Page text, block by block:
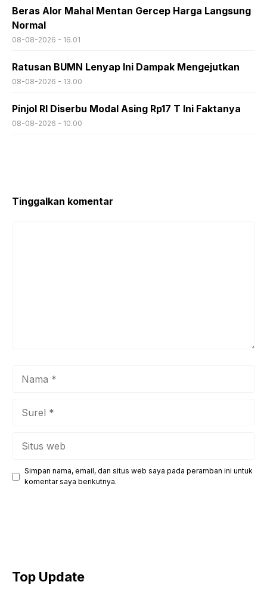
Beras Alor Mahal Mentan Gercep Harga Langsung
Normal
08-08-2026 - 16.01
Ratusan BUMN Lenyap Ini Dampak Mengejutkan
08-08-2026 - 13.00
Pinjol RI Diserbu Modal Asing Rp17 T Ini Faktanya
08-08-2026 - 10.00
Tinggalkan komentar
Simpan nama, email, dan situs web saya pada peramban ini untuk
komentar saya berikutnya.
Top Update